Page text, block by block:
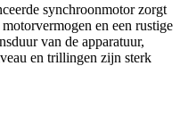
synchroonmotor zorgt
en een rustige
van de apparatuur,
en trillingen zijn sterk